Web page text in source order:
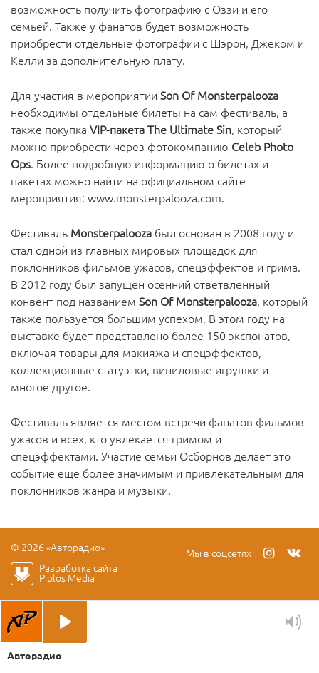
возможность получить фотографию с Оззи и его
семьей. Также у фанатов будет возможность
приобрести отдельные фотографии с Шэрон, Джеком и
Келли за дополнительную плату.
Для участия в мероприятии Son Of Monsterpalooza
необходимы отдельные билеты на сам фестиваль, а
также покупка VIP-пакета The Ultimate Sin, который
можно приобрести через фотокомпанию Celeb Photo
Ops. Более подробную информацию о билетах и
пакетах можно найти на официальном сайте
мероприятия: www.monsterpalooza.com.
Фестиваль Monsterpalooza был основан в 2008 году и
стал одной из главных мировых площадок для
поклонников фильмов ужасов, спецэффектов и грима.
В 2012 году был запущен осенний ответвленный
конвент под названием Son Of Monsterpalooza, который
также пользуется большим успехом. В этом году на
выставке будет представлено более 150 экспонатов,
включая товары для макияжа и спецэффектов,
коллекционные статуэтки, виниловые игрушки и
многое другое.
Фестиваль является местом встречи фанатов фильмов
ужасов и всех, кто увлекается гримом и
спецэффектами. Участие семьи Осборнов делает это
событие еще более значимым и привлекательным для
поклонников жанра и музыки.
© 2026 «Авторадио»
Мы в соцсетях
Разработка сайта
Piplos Media
Авторадио